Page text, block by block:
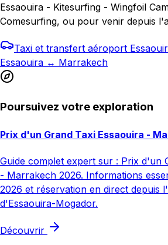
Essaouira - Kitesurfing - Wingfoil
Comesurfing, ou pour venir depuis
Taxi et transfert aéroport
Essaouira ↔ Marrakech
Poursuivez votre exploration
Prix d'un Grand Taxi Essaouira -
Guide complet expert sur : Prix d'un
- Marrakech 2026. Informations
2026 et réservation en direct depuis
d'Essaouira-Mogador.
Découvrir